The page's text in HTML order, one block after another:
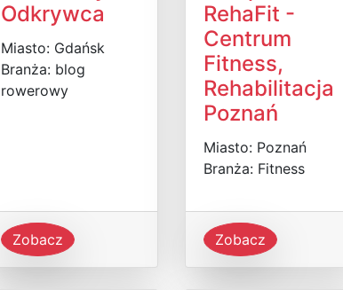
Odkrywca
Miasto: Gdańsk
Branża: blog
rowerowy
Zobacz
RehaFit -
Centrum
Fitness,
Rehabilitacja
Poznań
Miasto: Poznań
Branża: Fitness
Zobacz